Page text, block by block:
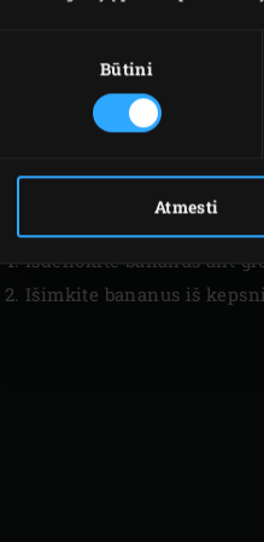
pasirinkimasBūtini
Atmesti
Išdėliokite bananus ant
Išimkite bananus iš